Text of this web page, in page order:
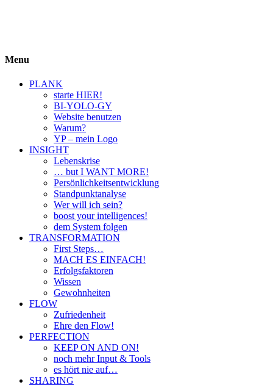
Menu
PLANK
starte HIER!
BI-YOLO-GY
Website benutzen
Warum?
YP – mein Logo
INSIGHT
Lebenskrise
… but I WANT MORE!
Persönlichkeitsentwicklung
Standpunktanalyse
Wer will ich sein?
boost your intelligences!
dem System folgen
TRANSFORMATION
First Steps…
MACH ES EINFACH!
Erfolgsfaktoren
Wissen
Gewohnheiten
FLOW
Zufriedenheit
Ehre den Flow!
PERFECTION
KEEP ON AND ON!
noch mehr Input & Tools
es hört nie auf…
SHARING